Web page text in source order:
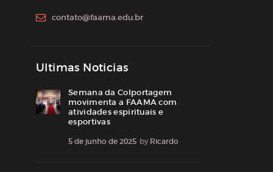
contato@faama.edu.br
Ultimas Noticias
Semana da Colportagem
movimenta a FAAMA com
atividades espirituais e
esportivas
5 de junho de 2025 by Ricardo